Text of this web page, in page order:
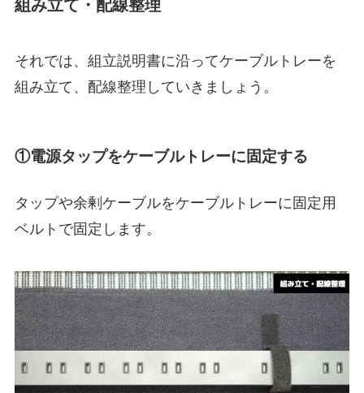
組み立て・配線整理
それでは、組立説明書に沿ってケーブルトレーを
組み立て、配線整理していきましょう。
①電源タップをケーブルトレーに固定する
タップや余剰ケーブルをケーブルトレーに固定用
ベルトで固定します。